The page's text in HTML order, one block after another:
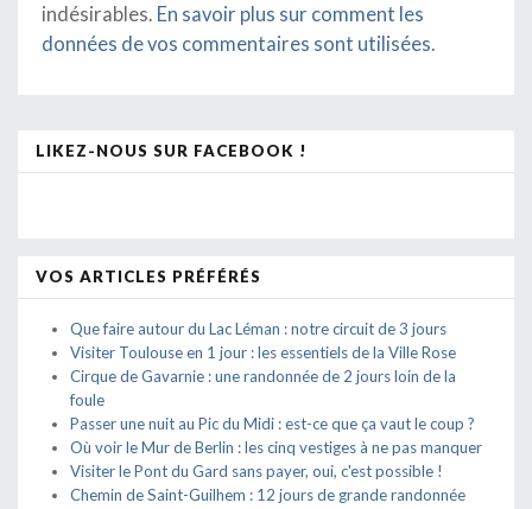
indésirables. En savoir plus sur comment les
données de vos commentaires sont utilisées.
LIKEZ-NOUS SUR FACEBOOK !
VOS ARTICLES PRÉFÉRÉS
Que faire autour du Lac Léman : notre circuit de 3 jours
Visiter Toulouse en 1 jour : les essentiels de la Ville Rose
Cirque de Gavarnie : une randonnée de 2 jours loin de la
foule
Passer une nuit au Pic du Midi : est-ce que ça vaut le coup ?
Où voir le Mur de Berlin : les cinq vestiges à ne pas manquer
Visiter le Pont du Gard sans payer, oui, c'est possible !
Chemin de Saint-Guilhem : 12 jours de grande randonnée